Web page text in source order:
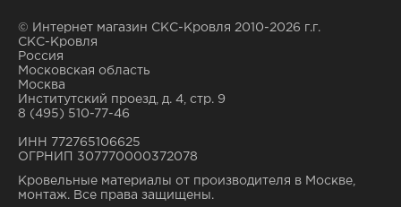
© Интернет магазин СКС-Кровля 2010-2026 г.г.
СКС-Кровля
Россия
Московская область
Москва
Институтский проезд, д. 4, стр. 9
8 (495) 510-77-46
ИНН 772765106625
ОГРНИП 307770000372078
Кровельные материалы от производителя в Москве,
монтаж. Все права защищены.